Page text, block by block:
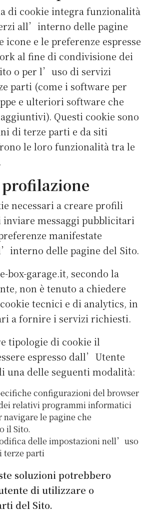
di cookie integra funzionalità
all’interno delle pagine
icone e le preferenze espresse
al fine di condivisione dei
o per l’uso di servizi
parti (come i software per
e ulteriori software che
Questi cookie sono
di terze parti e da siti
le loro funzionalità tra le
profilazione
necessari a creare profili
messaggi pubblicitari
manifestate
delle pagine del Sito.
box-garage.it, secondo la
non è tenuto a chiedere
tecnici e di analytics, in
a fornire i servizi richiesti.
tipologie di cookie il
espresso dall’Utente
una delle seguenti modalità:
configurazioni del browser
relativi programmi informatici
le pagine che
il Sito.
delle impostazioni nell’uso
terze parti
soluzioni potrebbero
di utilizzare o
del Sito.